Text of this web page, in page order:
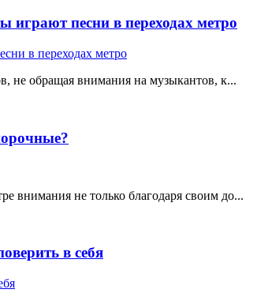
играют песни в переходах метро
не обращая внимания на музыкантов, к...
внимания не только благодаря своим до...
в себя